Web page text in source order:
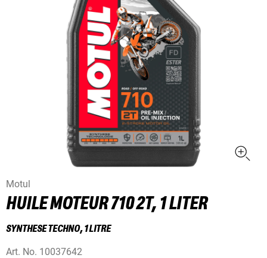
Motul
HUILE MOTEUR 710 2T, 1 LITER
SYNTHESE TECHNO, 1 LITRE
Art. No. 10037642